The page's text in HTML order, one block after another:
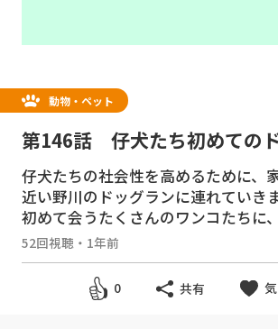
動物・ペット
第146話 仔犬たち初めての
ー野川ドッグランデビュー ー
仔犬たちの社会性を高めるために、
近い野川のドッグランに連れていき
初めて会うたくさんのワンコたちに
んな圧倒されるのですが、瑠緯くん
慎之亮は楽しむことができたでしょ
＃ヨークシャテリア ＃ヨーキー ＃
52回視聴 ・ 1年前
0 共有